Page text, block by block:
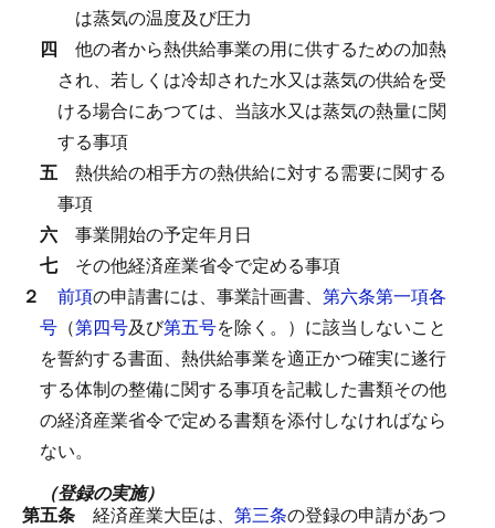
は蒸気の温度及び圧力
四 他の者から熱供給事業の用に供するための加熱
され、若しくは冷却された水又は蒸気の供給を受
ける場合にあつては、当該水又は蒸気の熱量に関
する事項
五 熱供給の相手方の熱供給に対する需要に関する
事項
六 事業開始の予定年月日
七 その他経済産業省令で定める事項
２ 前項の申請書には、事業計画書、 第六条第一項各
号 （第四号及び第五号を除く。）に該当しないこと
を誓約する書面、熱供給事業を適正かつ確実に遂行
する体制の整備に関する事項を記載した書類その他
の経済産業省令で定める書類を添付しなければなら
ない。
（登録の実施）
第五条 経済産業大臣は、 第三条の登録の申請があつ